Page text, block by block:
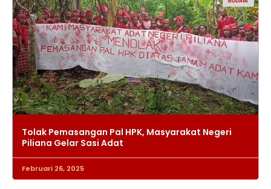
Tolak Pemasangan Pal HPK, Masyarakat Negeri
Piliana Gelar Sasi Adat
Februari 26, 2025